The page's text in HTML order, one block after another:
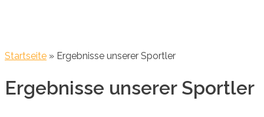
Startseite » Ergebnisse unserer Sportler
Ergebnisse unserer Sportler